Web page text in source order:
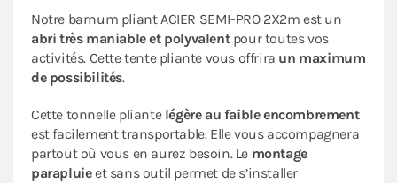
Notre barnum pliant ACIER SEMI-PRO 2X2m est un
abri très maniable et polyvalentpour toutes vos
activités. Cette tente pliante vous offrira un maximum
de possibilités.
Cette tonnelle pliante légère au faible encombrement
est facilement transportable. Elle vous accompagnera
partout où vous en aurez besoin. Le montage
parapluieet sans outil permet de s’installer